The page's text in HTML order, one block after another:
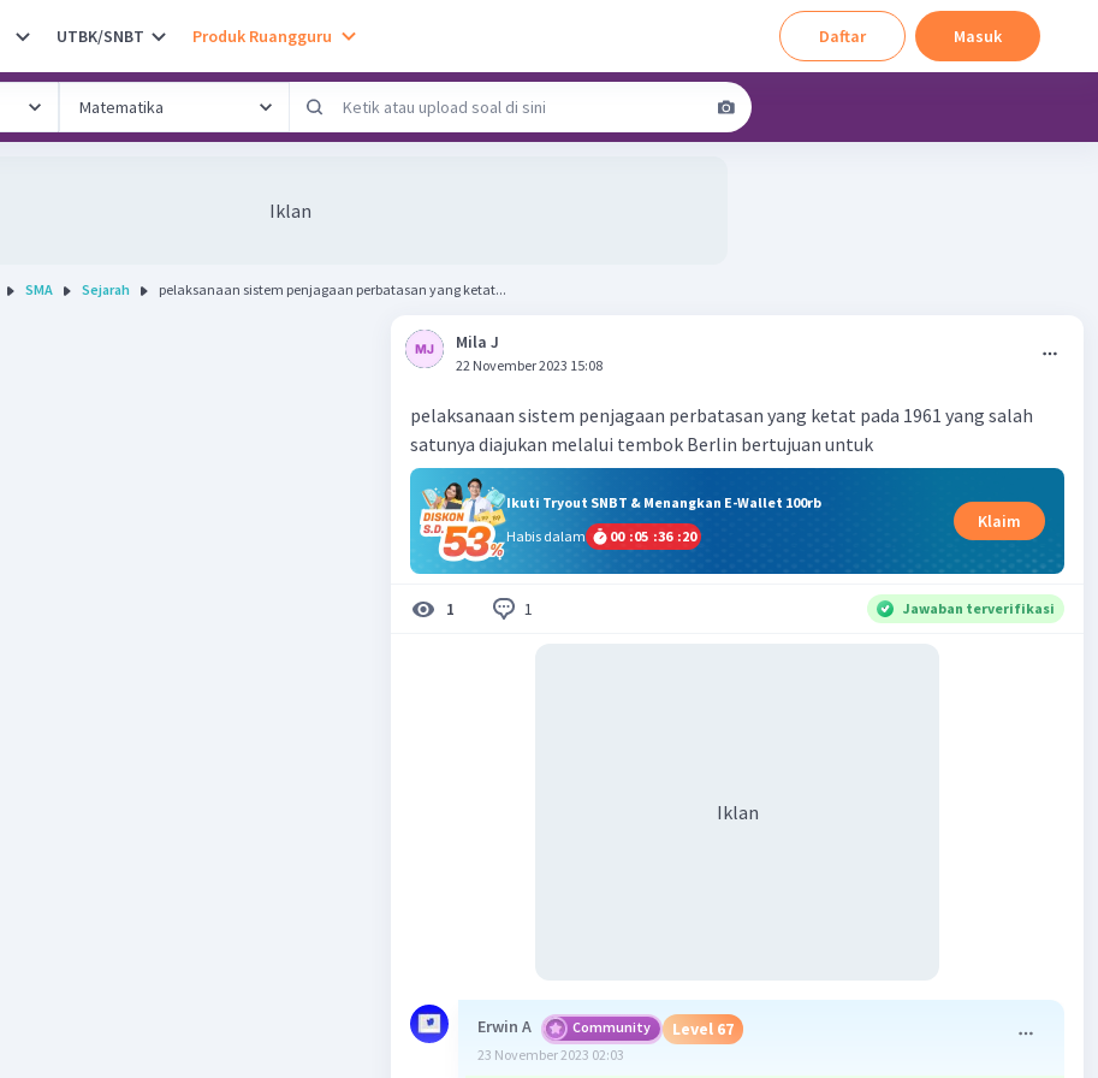
UTBK/SNBT Produk Ruangguru Daftar Masuk
Iklan
SMA Sejarah pelaksanaan sistem penjagaan perbatasan yang ketat...
Mila J
22 November 2023 15:08
pelaksanaan sistem penjagaan perbatasan yang ketat pada 1961 yang salah
satunya diajukan melalui tembok Berlin bertujuan untuk
Ikuti Tryout SNBT & Menangkan E-Wallet 100rb
Habis dalam
00 :05 :36 :19
Klaim
1 1 Jawaban terverifikasi
Iklan
Erwin A Community Level 67
23 November 2023 02:03